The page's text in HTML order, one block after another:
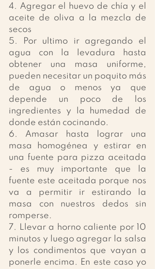
4. Agregar el huevo de chía y el
aceite de oliva a la mezcla de
secos
5. Por ultimo ir agregando el
agua con la levadura hasta
obtener una masa uniforme,
pueden necesitar un poquito más
de agua o menos ya que
depende un poco de los
ingredientes y la humedad de
donde están cocinando.
6. Amasar hasta lograr una
masa homogénea y estirar en
una fuente para pizza aceitada
- es muy importante que la
fuente este aceitada porque nos
va a permitir ir estirando la
masa con nuestros dedos sin
romperse.
7. Llevar a horno caliente por 10
minutos y luego agregar la salsa
y los condimentos que vayan a
ponerle encima. En este caso yo